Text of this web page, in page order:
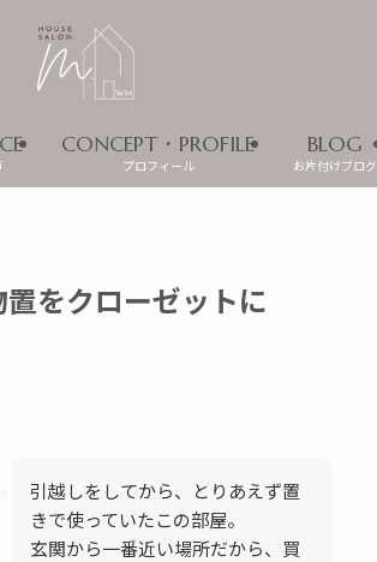
CONCEPT・PROFILE
プロフィール
BLOG
お片付けブログ
をクローゼットに
引越しをしてから、とりあえず置
きで使っていたこの部屋。
玄関から一番近い場所だから、買